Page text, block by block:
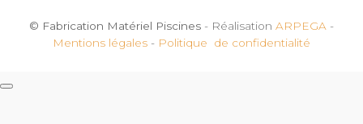
© Fabrication Matériel Piscines - Réalisation ARPEGA -
Mentions légales - Politique de confidentialité